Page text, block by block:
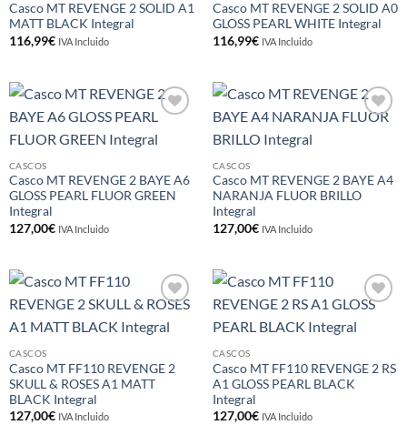
Casco MT REVENGE 2 SOLID A1
MATT BLACK Integral
116,99€ IVA Incluido
Casco MT REVENGE 2 SOLID A0
GLOSS PEARL WHITE Integral
116,99€ IVA Incluido
CASCOS
Casco MT REVENGE 2 BAYE A6
GLOSS PEARL FLUOR GREEN
Integral
127,00€ IVA Incluido
CASCOS
Casco MT REVENGE 2 BAYE A4
NARANJA FLUOR BRILLO
Integral
127,00€ IVA Incluido
a la
CASCOS
Casco MT FF110 REVENGE 2
SKULL & ROSES A1 MATT
BLACK Integral
127,00€ IVA Incluido
CASCOS
Casco MT FF110 REVENGE 2 RS
A1 GLOSS PEARL BLACK
Integral
127,00€ IVA Incluido